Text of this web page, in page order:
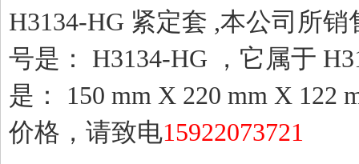
H3134-HG 紧定套 ,本公司所
号是： H3134-HG ，它属于
是： 150 mm X 220 mm X 122
价格，请致电15922073721